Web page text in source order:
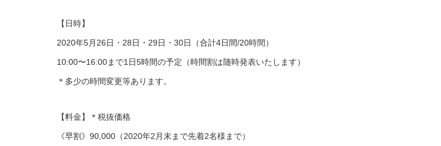
【日時】
2020年5月26日・28日・29日・30日（合計4日間/20時間）
10:00〜16:00まで1日5時間の予定（時間割は随時発表いたします）
＊多少の時間変更等あります。
【料金】＊税抜価格
《早割》90,000（2020年2月末まで先着2名様まで）